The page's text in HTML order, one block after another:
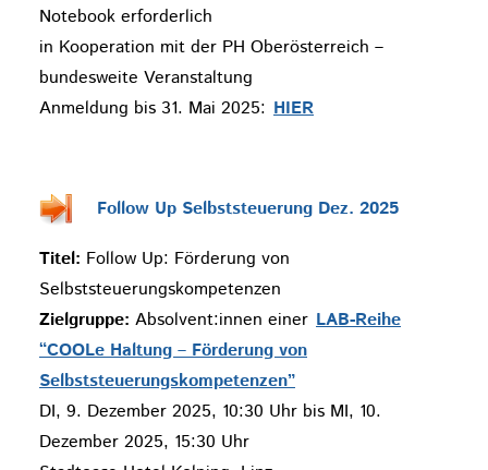
Notebook erforderlich
in Kooperation mit der PH Oberösterreich –
bundesweite Veranstaltung
Anmeldung bis 31. Mai 2025: HIER
Follow Up Selbststeuerung Dez. 2025
Titel: Follow Up: Förderung von
Selbststeuerungskompetenzen
Zielgruppe: Absolvent:innen einer LAB-Reihe
“COOLe Haltung – Förderung von
Selbststeuerungskompetenzen”
DI, 9. Dezember 2025, 10:30 Uhr bis MI, 10.
Dezember 2025, 15:30 Uhr